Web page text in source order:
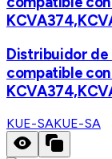
Distribuidor de
compatible
KUE-SAKUE-SA